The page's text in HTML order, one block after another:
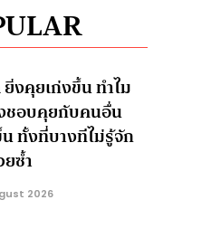
ยิ่งคุยเก่งขึ้น ทำไม
ชอบคุยกับคนอื่น
ทั้งที่บางทีไม่รู้จัก
ซ้ำ
2026